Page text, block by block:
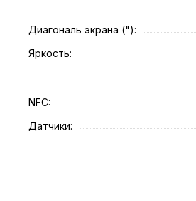
Диагональ экрана ("):
Яркость:
NFC:
Датчики: